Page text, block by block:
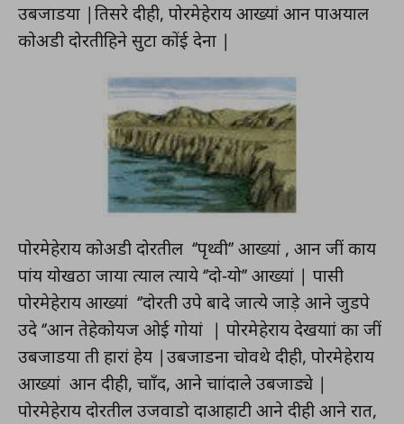
उबजाडया |तिसरे दीही, पोरमेहेराय आख्यां आन पाअयाल
कोअडी दोरतीहिने सुटा कोंई देना |
पोरमेहेराय कोअडी दोरतील ‘’पृथ्वी’’ आख्यां , आन जीं काय
पांय योखठा जाया त्याल त्याये ‘’दो-यो’’ आख्यां | पासी
पोरमेहेराय आख्यां ‘’दोरती उपे बादे जात्ये जाड़े आने जुडपे
उदे ‘’आन तेहेकोयज ओई गोयां | पोरमेहेराय देखयाां का जीं
उबजाडया ती हारां हेय |उबजाडना चोवथे दीही, पोरमेहेराय
आख्यां आन दीही, चााँद, आने चाांदाले उबजाड्ये |
पोरमेहेराय दोरतील उजवाडो दाआहाटी आने दीही आने रात,